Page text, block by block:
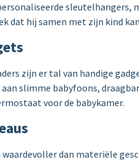
dat hij samen met zijn kind
zijn er tal van handige
aan slimme babyfoons,
voor de babykamer.
dan materiële